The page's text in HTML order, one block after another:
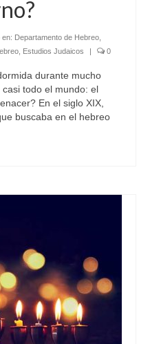
en: Departamento de Hebreo
Estudios Judaicos | 0
durante mucho
todo el mundo: el
En el siglo XIX,
buscaba en el hebreo